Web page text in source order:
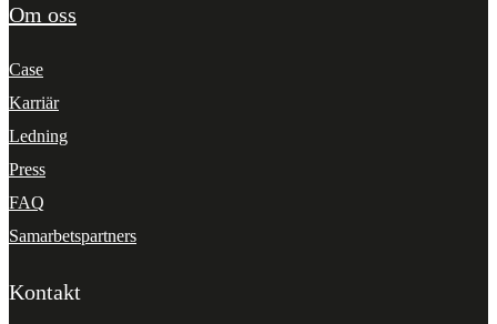
Om oss
Case
Karriär
Ledning
Press
FAQ
Samarbetspartners
Kontakt